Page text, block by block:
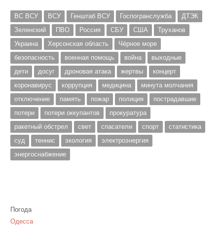
ВС ВСУ ВСУ Генштаб ВСУ Госпогранслужба
ДТЭК
Зеленский
ПВО Россия СБУ США
Труханов
Украина
Херсонская область
Чёрное море
безопасность
военная помощь война
выходные
дети
досуг дроновая атака жертвы
концерт
коронавирус
коррупция медицина
минута молчания
отключение
память пожар полиция
пострадавшие
потери
потери оккупантов
прокуратура
ракетный обстрел
свет спасатели спорт
статистика
суд
теннис экология
электроэнергия
энергоснабжение
Погода
Одесса